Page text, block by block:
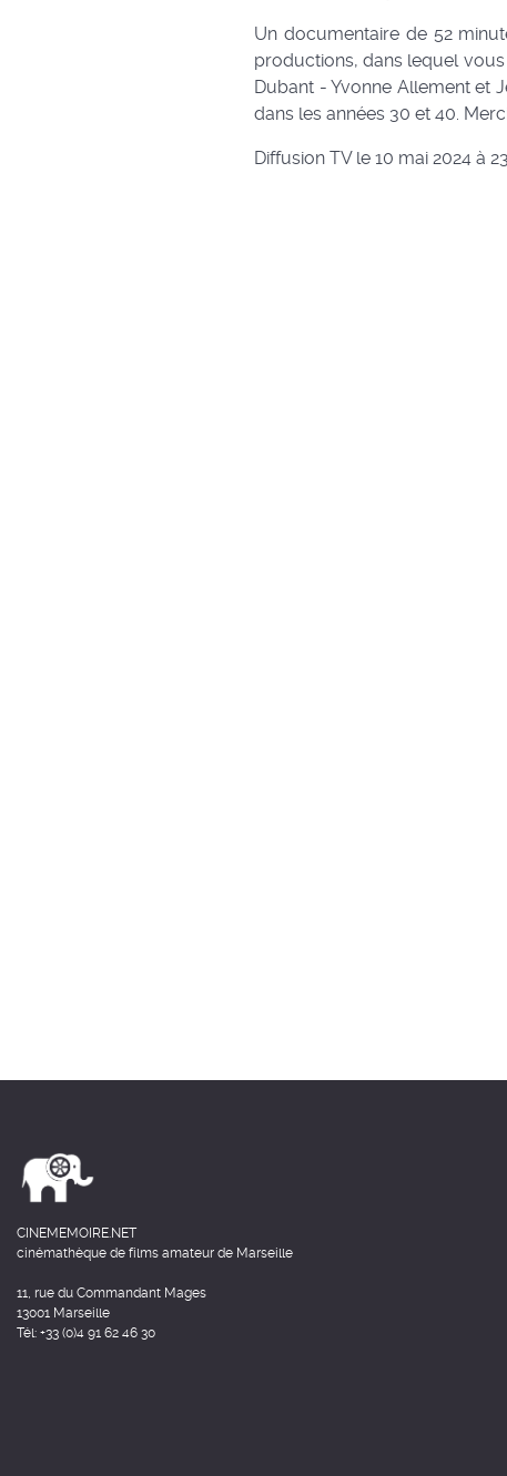
Un documentaire de 52
productions, dans lequel
Dubant - Yvonne Allement et
dans les années 30 et 40.
Diffusion TV le 10 mai 2024 à
CINEMEMOIRE.NET
cinémathèque de films amateur de Marseille
11, rue du Commandant Mages
13001 Marseille
Tél: +33 (0)4 91 62 46 30